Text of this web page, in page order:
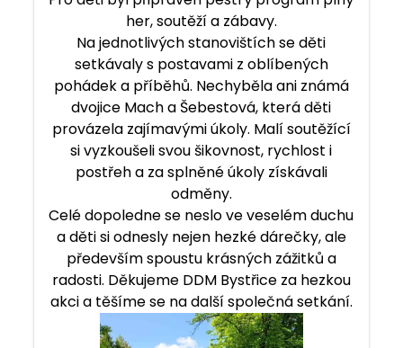
her, soutěží a zábavy.
Na jednotlivých stanovištích se děti
setkávaly s postavami z oblíbených
pohádek a příběhů. Nechyběla ani známá
dvojice Mach a Šebestová, která děti
provázela zajímavými úkoly. Malí soutěžící
si vyzkoušeli svou šikovnost, rychlost i
postřeh a za splněné úkoly získávali
odměny.
Celé dopoledne se neslo ve veselém duchu
a děti si odnesly nejen hezké dárečky, ale
především spoustu krásných zážitků a
radosti. Děkujeme DDM Bystřice za hezkou
akci a těšíme se na další společná setkání.